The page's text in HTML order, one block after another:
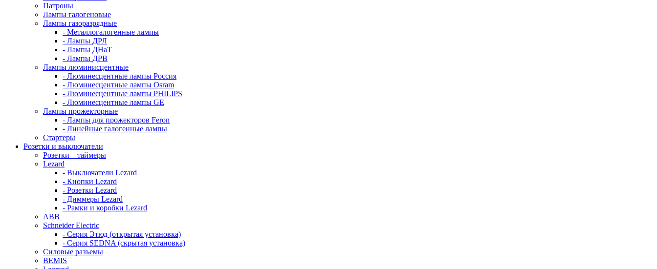
Патроны
Лампы галогеновые
Лампы газоразрядные
- Металлогалогенные лампы
- Лампы ДРЛ
- Лампы ДНаТ
- Лампы ДРВ
Лампы люминисцентные
- Люминесцентные лампы Россия
- Люминесцентные лампы Osram
- Люминесцентные лампы PHILIPS
- Люминесцентные лампы GE
Лампы прожекторные
- Лампы для прожекторов Feron
- Линейные галогенные лампы
Стартеры
Розетки и выключатели
Розетки – таймеры
Lezard
- Выключатели Lezard
- Кнопки Lezard
- Розетки Lezard
- Диммеры Lezard
- Рамки и коробки Lezard
ABB
Schneider Electric
- Серия Этюд (открытая установка)
- Серия SEDNA (скрытая установка)
Силовые разъемы
BEMIS